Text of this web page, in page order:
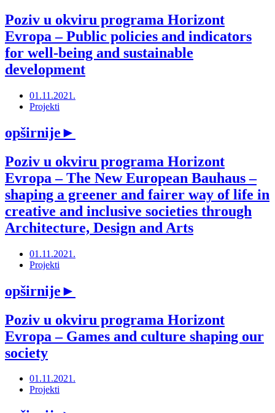
Poziv u okviru programa Horizont
Evropa ‒ Public policies and indicators
for well-being and sustainable
development
01.11.2021.
Projekti
opširnije►
Poziv u okviru programa Horizont
Evropa ‒ The New European Bauhaus –
shaping a greener and fairer way of life in
creative and inclusive societies through
Architecture, Design and Arts
01.11.2021.
Projekti
opširnije►
Poziv u okviru programa Horizont
Evropa ‒ Games and culture shaping our
society
01.11.2021.
Projekti